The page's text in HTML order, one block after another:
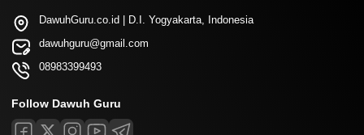
DawuhGuru.co.id | D.I. Yogyakarta, Indonesia
dawuhguru@gmail.com
08983399493
Follow Dawuh Guru